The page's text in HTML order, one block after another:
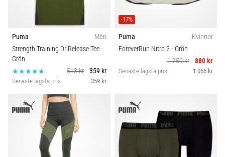
Puma
Män
Strength Training DriRelease Tee-
Grön
513 kr
359 kr
Senaste lägsta pris 359 kr
-17%
Puma
Kvinnor
ForeverRun Nitro 2- Grön
1 759 kr
880 kr
Senaste lägsta pris 1 055 kr